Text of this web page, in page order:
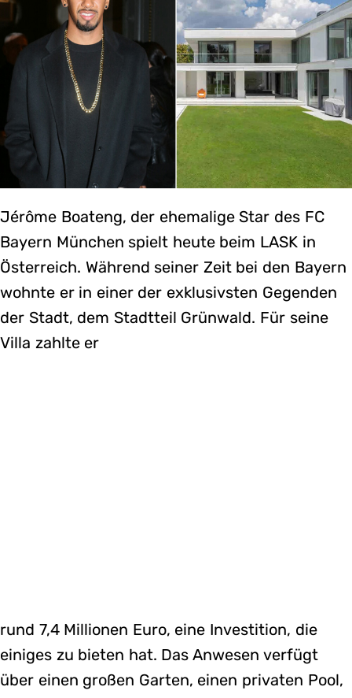
Jérôme Boateng, der ehemalige Star des FC
Bayern München spielt heute beim LASK in
Österreich. Während seiner Zeit bei den Bayern
wohnte er in einer der exklusivsten Gegenden
der Stadt, dem Stadtteil Grünwald. Für seine
Villa zahlte er
rund 7,4 Millionen Euro, eine Investition, die
einiges zu bieten hat. Das Anwesen verfügt
über einen großen Garten, einen privaten Pool,